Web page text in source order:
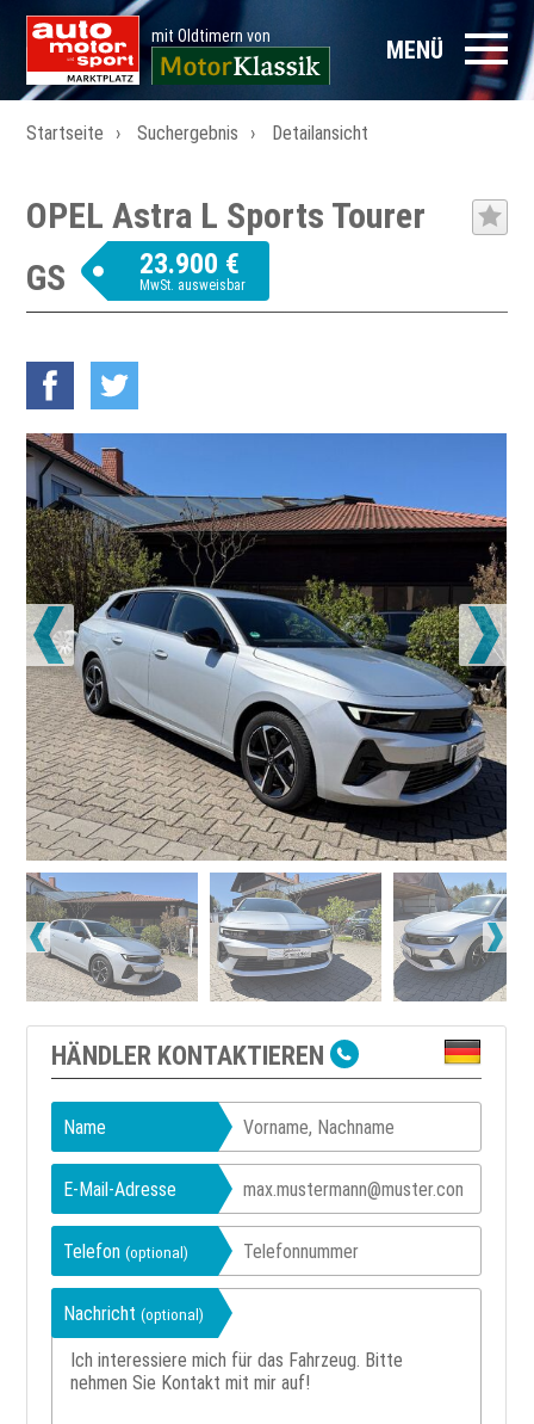
mit Oldtimern von MENÜ
Startseite Suchergebnis Detailansicht
OPEL Astra L Sports Tourer
GS
23.900 €
MwSt. ausweisbar
HÄNDLER KONTAKTIEREN
Name
E-Mail-Adresse
Telefon(optional)
Nachricht(optional)